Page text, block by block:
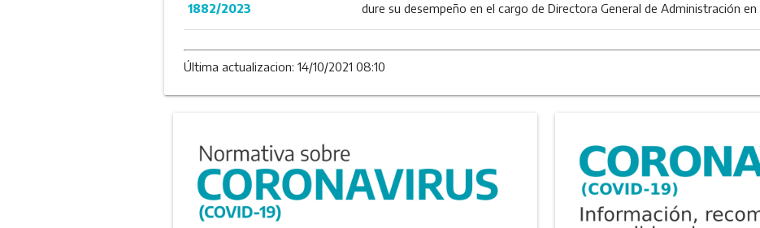
1882/2023
dure su desempeño en el cargo de Directora General de Administración
Última actualizacion: 14/10/2021 08:10